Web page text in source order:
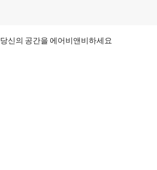
당신의 공간을 에어비앤비하세요